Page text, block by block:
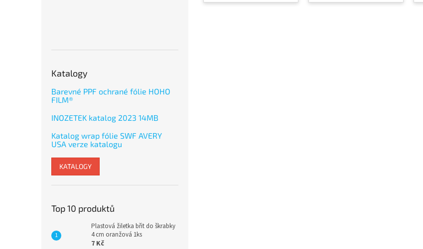
Katalogy
Barevné PPF ochrané fólie HOHO
FILM®
INOZETEK katalog 2023 14MB
Katalog wrap fólie SWF AVERY
USA verze katalogu
KATALOGY
Top 10 produktů
Plastová žiletka břit do škrabky
4 cm oranžová 1ks
7 Kč
reklamních fólií
řezání wrapping a